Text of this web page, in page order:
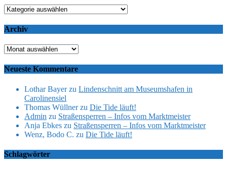
Kategorien
Archiv
Archiv
Neueste Kommentare
Lothar Bayerzu Lindenschnitt am Museumshafen in
Carolinensiel
Thomas Wüllnerzu Die Tide läuft!
Admin zu Straßensperren – Infos vom Marktmeister
Anja Ebkes zu Straßensperren – Infos vom Marktmeister
Wenz, Bodo C. zu Die Tide läuft!
Schlagwörter